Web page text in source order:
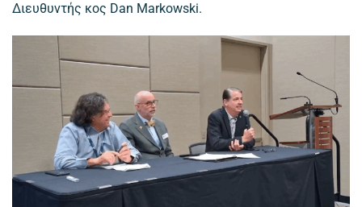
Διευθυντής κος Dan Markowski.